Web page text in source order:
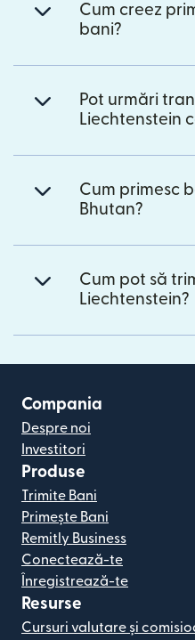
Cum creez
bani?
Pot urmări
Liechtenstein
Cum primesc
Bhutan?
Cum pot să
Liechtenstein?
Compania
Despre noi
Investitori
Produse
Trimite Bani
Primește Bani
Remitly Business
Conectează-te
Înregistrează-te
Resurse
Cursuri valutare și